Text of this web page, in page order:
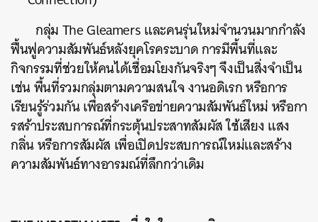
กลุ่ม The Gleamers และคนรุ่นใหม่จำนวนมากกำลัง
ฟื้นฟูความสัมพันธ์หลังยุคโรคระบาด การมีพื้นที่และ
กิจกรรมที่ช่วยให้คนได้เชื่อมโยงกันจริงๆ จึงเป็นสิ่งจำเป็น
เช่น พื้นที่รวมกลุ่มตามความสนใจ งานอดิเรก หรือการ
เรียนรู้ร่วมกัน เพื่อสร้างเครือข่ายความสัมพันธ์ใหม่ หรือกา
รสร้าประสบการณ์ที่กระตุ้นประสาทสัมผัส ใช้เสียง แสง
กลิ่น หรือการสัมผัส เพื่อเปิดประสบการณ์ใหม่และสร้าง
ความสัมพันธ์ทางอารมณ์ที่ลึกกว่าเดิม
ค้นหา
SHARE TWEET LINE EMAIL